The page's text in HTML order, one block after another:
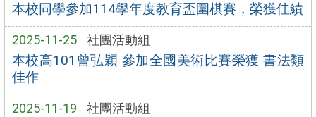
本校同學參加114學年度教育盃圍棋賽，榮獲佳績
2025-11-25 社團活動組
本校高101曾弘穎 參加全國美術比賽榮獲 書法類
佳作
2025-11-19 社團活動組